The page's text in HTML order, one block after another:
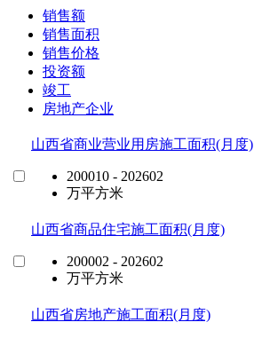
销售额
销售面积
销售价格
投资额
竣工
房地产企业
山西省商业营业用房施工面积(月度)
200010 - 202602
万平方米
山西省商品住宅施工面积(月度)
200002 - 202602
万平方米
山西省房地产施工面积(月度)